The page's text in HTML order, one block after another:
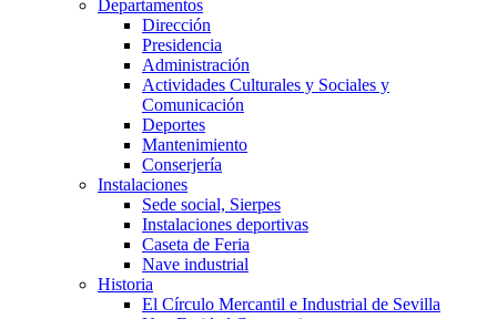
Departamentos
Dirección
Presidencia
Administración
Actividades Culturales y Sociales y
Comunicación
Deportes
Mantenimiento
Conserjería
Instalaciones
Sede social, Sierpes
Instalaciones deportivas
Caseta de Feria
Nave industrial
Historia
El Círculo Mercantil e Industrial de Sevilla